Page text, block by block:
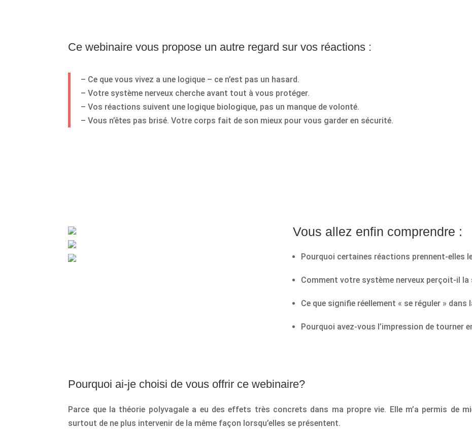
Ce webinaire vous propose un autre regard sur vos réactions :
– Ce que vous vivez a une logique – ce n’est pas un hasard.
– Votre système nerveux cherche avant tout à vous protéger.
– Vos réactions suivent une logique biologique, pas un manque de volonté.
– Vous n’êtes pas brisé. Votre corps fait de son mieux pour vous garder en sécurité.
Vous allez enfin comprendre :
Pourquoi certaines réactions prennent-elles
Comment votre système nerveux perçoit-il la
Ce que signifie réellement « se réguler » dans
Pourquoi avez-vous l’impression de tourner
Pourquoi ai-je choisi de vous offrir ce webinaire?
Parce que la théorie polyvagale a eu des effets très concrets dans ma propre vie. Elle m’a permis de
surtout de ne plus intervenir de la même façon lorsqu’elles se présentent.